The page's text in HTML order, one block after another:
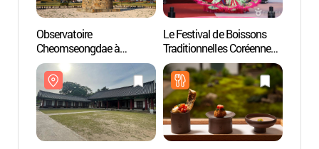
Observatoire
Cheomseongdae à
Gyeongju (경주 첨성대)
Le Festival de Boissons
Traditionnelles Coréennes
& du Gâteau de Riz à
Gyeongju (경주
떡과술잔치)